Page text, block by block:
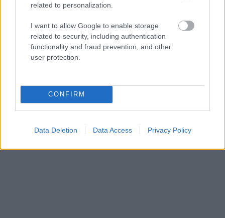
related to personalization.
I want to allow Google to enable storage
related to security, including authentication
functionality and fraud prevention, and other
user protection.
CONFIRM
Data Deletion Data Access Privacy Policy